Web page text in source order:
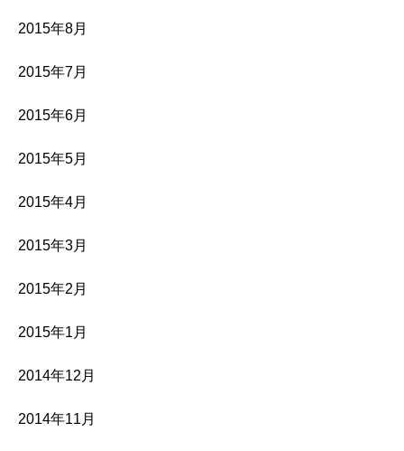
2015年8月
2015年7月
2015年6月
2015年5月
2015年4月
2015年3月
2015年2月
2015年1月
2014年12月
2014年11月